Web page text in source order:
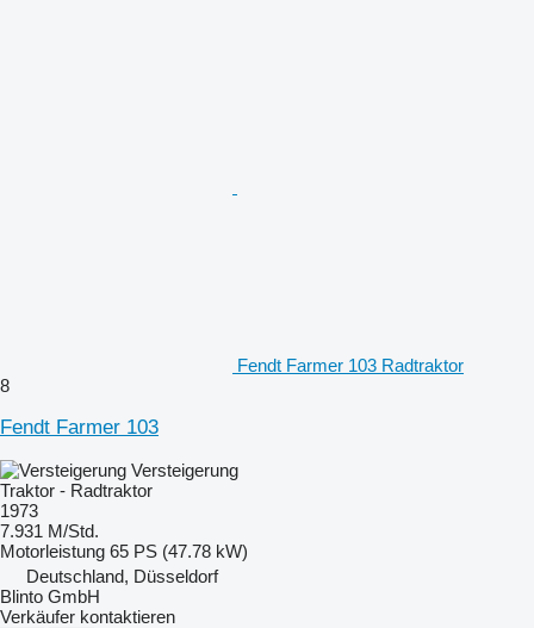
Fendt Farmer 103 Radtraktor
8
Fendt Farmer 103
Versteigerung
Traktor - Radtraktor
1973
7.931 M/Std.
Motorleistung 65 PS (47.78 kW)
Deutschland, Düsseldorf
Blinto GmbH
Verkäufer kontaktieren